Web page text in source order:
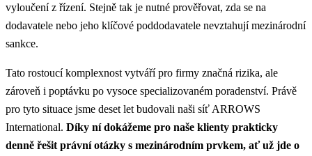
vyloučení z řízení. Stejně tak je nutné prověřovat, zda se na
dodavatele nebo jeho klíčové poddodavatele nevztahují mezinárodní
sankce.
Tato rostoucí komplexnost vytváří pro firmy značná rizika, ale
zároveň i poptávku po vysoce specializovaném poradenství. Právě
pro tyto situace jsme deset let budovali naši síť ARROWS
International. Díky ní dokážeme pro naše klienty prakticky
denně řešit právní otázky s mezinárodním prvkem, ať už jde o